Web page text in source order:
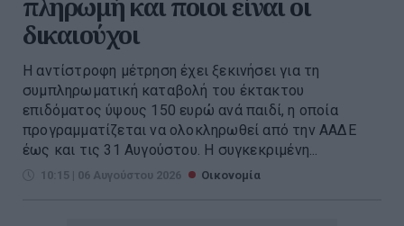
δικαιούχοι
Η αντίστροφη μέτρηση έχει ξεκινήσει για τη
συμπληρωματική καταβολή του έκτακτου
επιδόματος ύψους 150 ευρώ ανά παιδί, η οποία
προγραμματίζεται να ολοκληρωθεί από την ΑΑΔΕ
έως και τις 31 Αυγούστου. Η συγκεκριμένη...
10:15 | 06 Αυγούστου 2026 Οικονομία